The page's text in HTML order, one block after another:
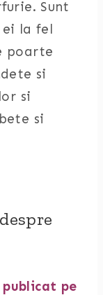
Sunt
la fel
poarte
si
si
si
pe